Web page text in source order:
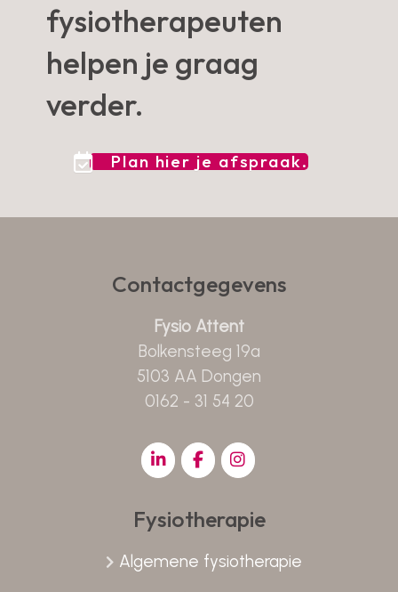
fysiotherapeuten
helpen je graag
verder.
Plan hier je afspraak.
Contactgegevens
Fysio Attent
Bolkensteeg 19a
5103 AA Dongen
0162 - 31 54 20
Fysiotherapie
Algemene fysiotherapie